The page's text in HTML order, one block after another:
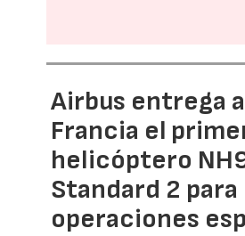
Airbus entrega a
Francia el
helicóptero
Standard 2 para
operaciones